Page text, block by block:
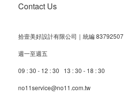
Contact Us
拾壹美好設計有限公司｜統編 83792507
週一至週五
09 : 30 - 12 : 30 13 : 30 - 18 : 30
no11service@no11.com.tw